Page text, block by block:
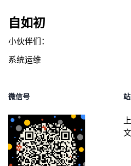
自如初
小伙伴们：
系统运维
微信号